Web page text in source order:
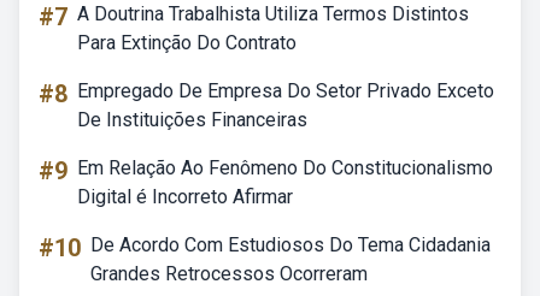
#7 A Doutrina Trabalhista Utiliza Termos Distintos
Para Extinção Do Contrato
#8 Empregado De Empresa Do Setor Privado Exceto
De Instituições Financeiras
#9 Em Relação Ao Fenômeno Do Constitucionalismo
Digital é Incorreto Afirmar
#10 De Acordo Com Estudiosos Do Tema Cidadania
Grandes Retrocessos Ocorreram